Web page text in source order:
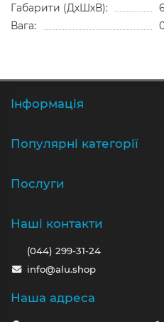
Габарити (ДхШхВ):
Вага:
Iнформація
Популярні категорії
Послуги
Наші контакти
(044) 299-31-24
info@alu.shop
Наша адреса